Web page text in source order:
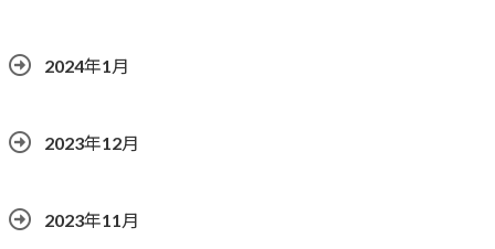
2024年1月
2023年12月
2023年11月